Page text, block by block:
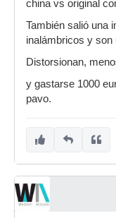
china vs original
También salió una
inalámbricos y son
Distorsionan,
y gastarse 1000
pavo.